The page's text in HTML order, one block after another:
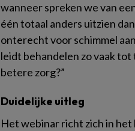
wanneer spreken we van
één totaal anders uitzien
onterecht voor schimmel
leidt behandelen zo vaak
betere zorg?”
Duidelijke uitleg
Het webinar richt zich in